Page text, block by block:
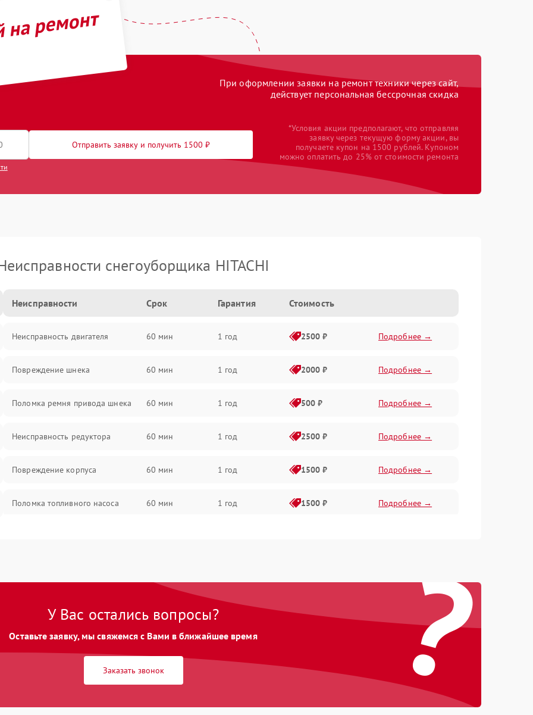
ремонт
При оформлении заявки на ремонт техники через сайт,
действует персональная бессрочная скидка
Отправить заявку и получить 1500 ₽
*Условия акции предполагают, что отправляя
заявку через текущую форму акции, вы
получаете купон на 1500 рублей. Купоном
можно оплатить до 25% от стоимости ремонта
снегоуборщика HITACHI
Неисправности Срок Гарантия Стоимость
Неисправность двигателя 60 мин 1 год 2500 ₽ Подробнее →
Повреждение шнека 60 мин 1 год 2000 ₽ Подробнее →
Поломка ремня привода шнека 60 мин 1 год 500 ₽ Подробнее →
Неисправность редуктора 60 мин 1 год 2500 ₽ Подробнее →
Повреждение корпуса 60 мин 1 год 1500 ₽ Подробнее →
Поломка топливного насоса 60 мин 1 год 1500 ₽ Подробнее →
1 год
Неисправность системы выброса
60 мин 1 год Подробнее →
Подробнее →
?
У Вас остались вопросы?
Оставьте заявку, мы свяжемся с Вами в ближайшее время
Заказать звонок